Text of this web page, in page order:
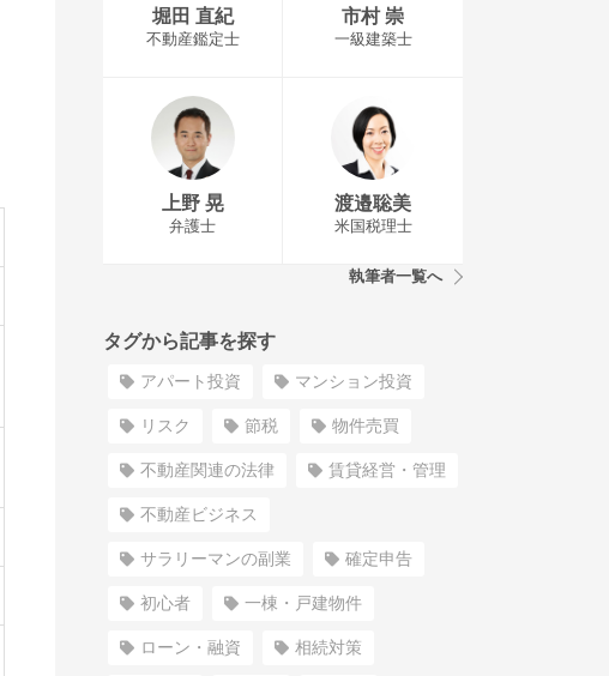
堀田 直紀
不動産鑑定士
市村 崇
一級建築士
上野 晃
弁護士
渡邉聡美
米国税理士
執筆者一覧へ
タグから記事を探す
アパート投資 マンション投資
リスク 節税 物件売買
不動産関連の法律 賃貸経営・管理
不動産ビジネス
サラリーマンの副業 確定申告
初心者 一棟・戸建物件
ローン・融資 相続対策